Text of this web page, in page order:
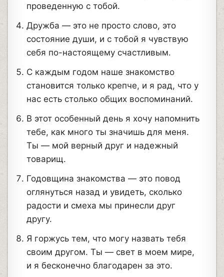
проведенную с тобой.
Дружба — это не просто слово, это
состояние души, и с тобой я чувствую
себя по-настоящему счастливым.
С каждым годом наше знакомство
становится только крепче, и я рад, что у
нас есть столько общих воспоминаний.
В этот особенный день я хочу напомнить
тебе, как много ты значишь для меня.
Ты — мой верный друг и надежный
товарищ.
Годовщина знакомства — это повод
оглянуться назад и увидеть, сколько
радости и смеха мы принесли друг
другу.
Я горжусь тем, что могу назвать тебя
своим другом. Ты — свет в моем мире,
и я бесконечно благодарен за это.